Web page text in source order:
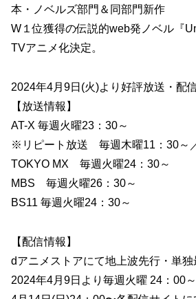
本・ノベルズ部門＆同部門新作
W１位獲得の伝説的web発ノベル『
TVアニメ化決定。
2024年4月9日(火)より好評放送・配信
【放送情報】
AT-X 毎週火曜23：30～
※リピート放送 毎週木曜11：30～
TOKYO MX 毎週火曜24：30～
MBS 毎週火曜26：30～
BS11 毎週火曜24：30～
【配信情報】
dアニメストアにて地上波先行・単独
2024年4月9日より毎週火曜 24：00～